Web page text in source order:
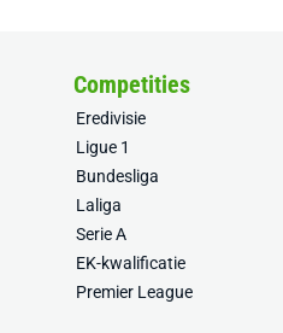
Competities
Eredivisie
Ligue 1
Bundesliga
Laliga
Serie A
EK-kwalificatie
Premier League